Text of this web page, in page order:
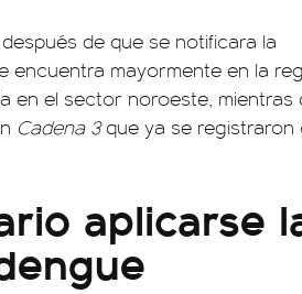
de que se notificara la
encuentra mayormente en la
en el sector noroeste, mientras
Cadena 3que ya se registraron
aplicarse